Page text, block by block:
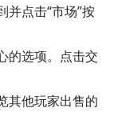
并点击“市场”按
的选项。点击交
其他玩家出售的